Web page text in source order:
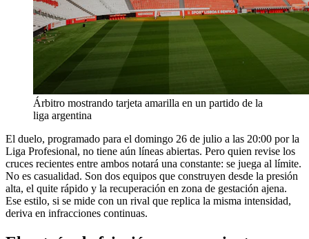
Árbitro mostrando tarjeta amarilla en un partido de la
liga argentina
El duelo, programado para el domingo 26 de julio a las 20:00 por la
Liga Profesional, no tiene aún líneas abiertas. Pero quien revise los
cruces recientes entre ambos notará una constante: se juega al límite.
No es casualidad. Son dos equipos que construyen desde la presión
alta, el quite rápido y la recuperación en zona de gestación ajena.
Ese estilo, si se mide con un rival que replica la misma intensidad,
deriva en infracciones continuas.